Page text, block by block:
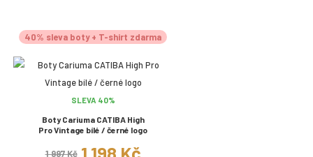
40% sleva boty + T-shirt zdarma
SLEVA 40%
Boty Cariuma CATIBA High
Pro Vintage bílé / černé logo
1 997 Kč 1 198 Kč